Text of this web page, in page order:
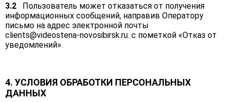
3.2 Пользователь может отказаться от получения
информационных сообщений, направив Оператору
письмо на адрес электронной почты
clients@videostena-novosibirsk.ru. с пометкой «Отказ от
уведомлений».
4. УСЛОВИЯ ОБРАБОТКИ ПЕРСОНАЛЬНЫХ
ДАННЫХ